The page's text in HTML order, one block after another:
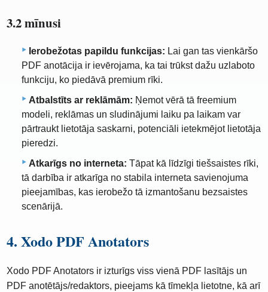
3.2 mīnusi
Ierobežotas papildu funkcijas: Lai gan tas vienkāršo
PDF anotācija ir ievērojama, ka tai trūkst dažu uzlaboto
funkciju, ko piedāvā premium rīki.
Atbalstīts ar reklāmām: Ņemot vērā tā freemium
modeli, reklāmas un sludinājumi laiku pa laikam var
pārtraukt lietotāja saskarni, potenciāli ietekmējot lietotāja
pieredzi.
Atkarīgs no interneta: Tāpat kā līdzīgi tiešsaistes rīki,
tā darbība ir atkarīga no stabila interneta savienojuma
pieejamības, kas ierobežo tā izmantošanu bezsaistes
scenārijā.
4. Xodo PDF Anotators
Xodo PDF Anotators ir izturīgs viss vienā PDF lasītājs un
PDF anotētājs/redaktors, pieejams kā tīmekļa lietotne, kā arī